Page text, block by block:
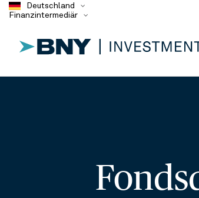
Deutschland
Finanzintermediär